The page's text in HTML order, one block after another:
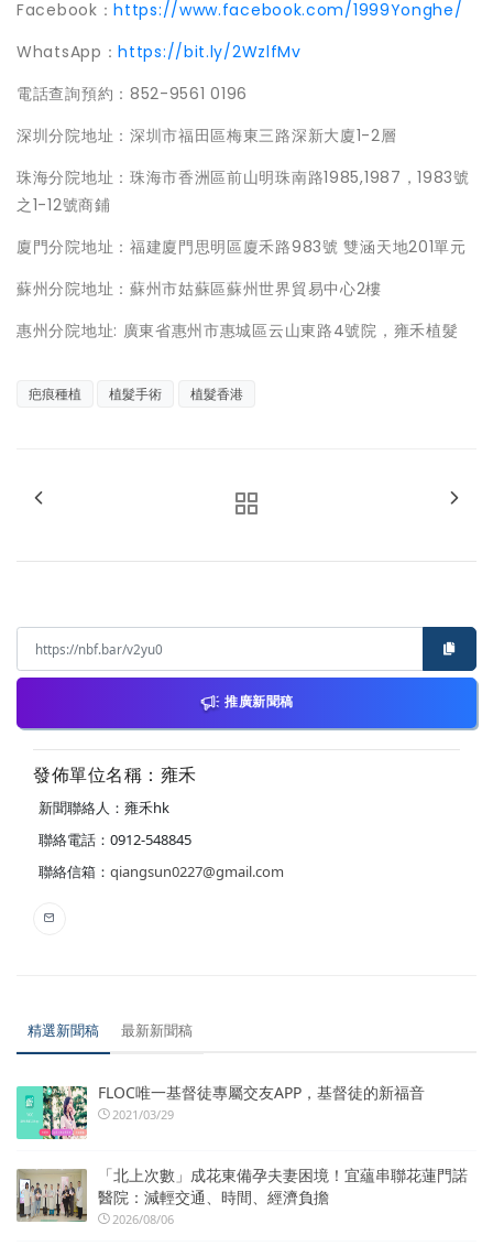
Facebook：https://www.facebook.com/1999Yonghe/
WhatsApp：https://bit.ly/2WzlfMv
電話查詢預約：852-9561 0196
深圳分院地址：深圳市福田區梅東三路深新大廈1-2層
珠海分院地址：珠海市香洲區前山明珠南路1985,1987，1983號
之1-12號商鋪
廈門分院地址：福建廈門思明區廈禾路983號 雙涵天地201單元
蘇州分院地址：蘇州市姑蘇區蘇州世界貿易中心2樓
惠州分院地址: 廣東省惠州市惠城區云山東路4號院，雍禾植髮
疤痕種植 植髮手術 植髮香港
推廣新聞稿
發佈單位名稱：雍禾
新聞聯絡人：雍禾hk
聯絡電話：0912-548845
聯絡信箱： qiangsun0227@gmail.com
精選新聞稿 最新新聞稿
FLOC唯一基督徒專屬交友APP，基督徒的新福音
2021/03/29
「北上次數」成花東備孕夫妻困境！宜蘊串聯花蓮門諾
醫院：減輕交通、時間、經濟負擔
2026/08/06